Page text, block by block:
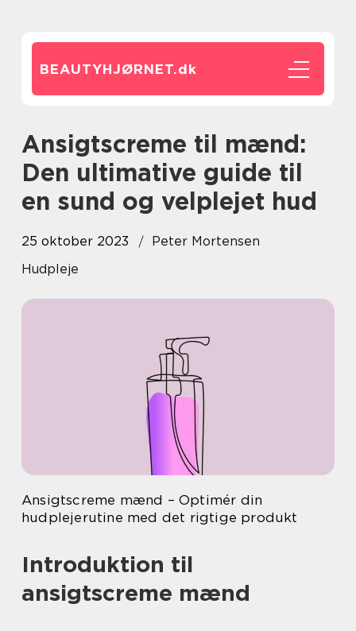
BEAUTYHJØRNET.dk
Ansigtscreme til mænd:
Den ultimative guide til
en sund og velplejet hud
25 oktober 2023
Peter Mortensen
Hudpleje
Ansigtscreme mænd – Optimér din
hudplejerutine med det rigtige produkt
Introduktion til
ansigtscreme mænd